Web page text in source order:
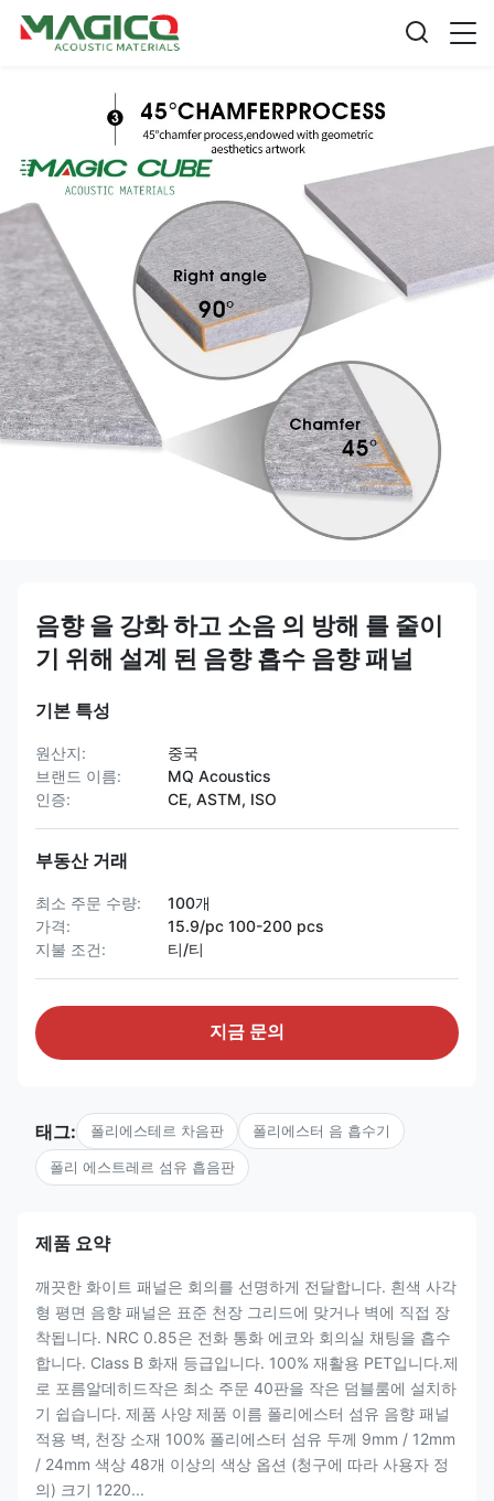
음향 을 강화 하고 소음 의 방해 를 줄이
기 위해 설계 된 음향 흡수 음향 패널
기본 특성
원산지:
중국
브랜드 이름:
MQ Acoustics
인증:
CE, ASTM, ISO
부동산 거래
최소 주문 수량:
100개
가격:
15.9/pc 100-200 pcs
지불 조건:
티/티
지금 문의
태그: 폴리에스테르 차음판 폴리에스터 음 흡수기
폴리 에스트레르 섬유 흡음판
제품 요약
깨끗한 화이트 패널은 회의를 선명하게 전달합니다. 흰색 사각
형 평면 음향 패널은 표준 천장 그리드에 맞거나 벽에 직접 장
착됩니다. NRC 0.85은 전화 통화 에코와 회의실 채팅을 흡수
합니다. Class B 화재 등급입니다. 100% 재활용 PET입니다.제
로 포름알데히드작은 최소 주문 40판을 작은 덤블룸에 설치하
기 쉽습니다. 제품 사양 제품 이름 폴리에스터 섬유 음향 패널
적용 벽, 천장 소재 100% 폴리에스터 섬유 두께 9mm / 12mm
/ 24mm 색상 48개 이상의 색상 옵션 (청구에 따라 사용자 정
의) 크기 1220...